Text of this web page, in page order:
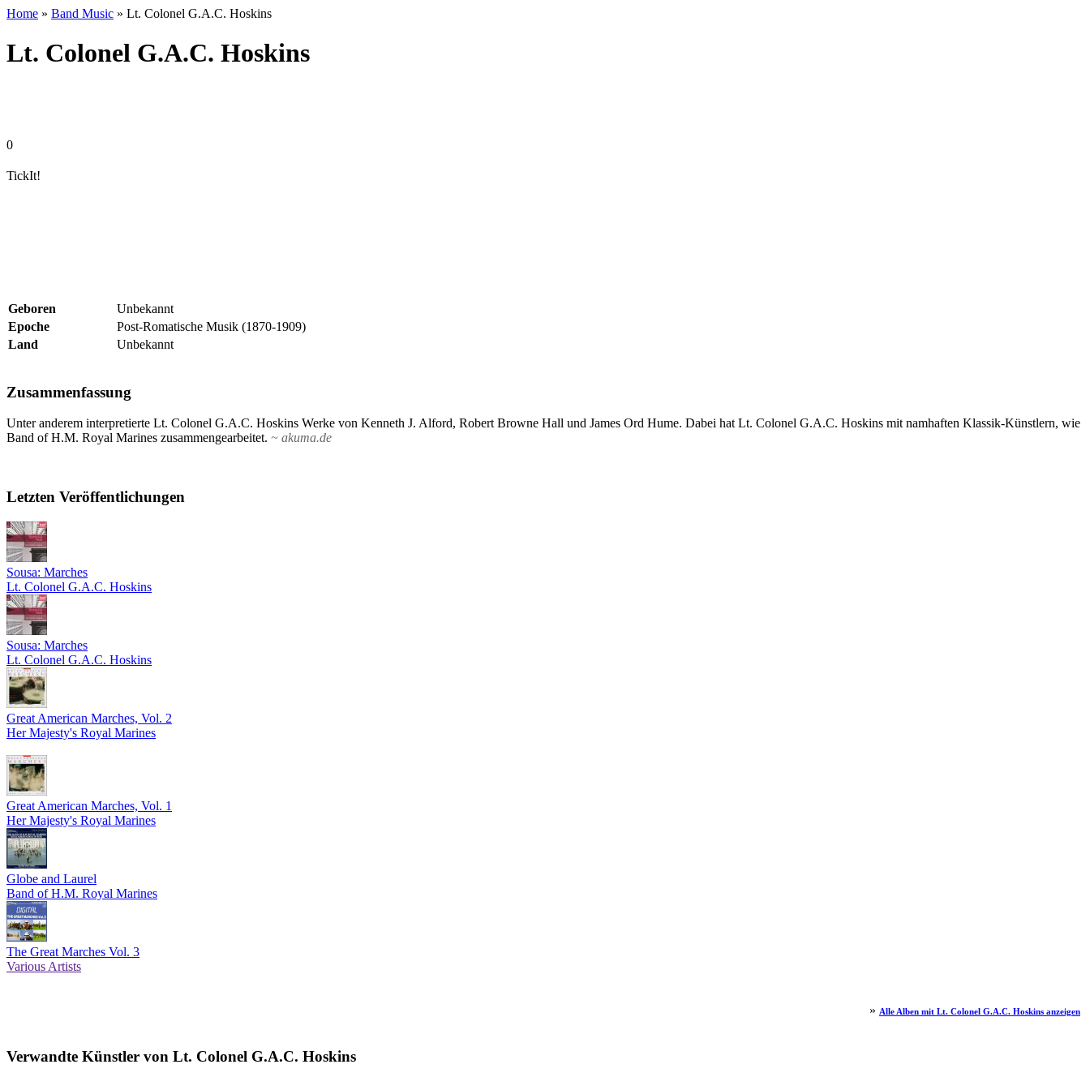
Home » Band Music » Lt. Colonel G.A.C. Hoskins
Lt. Colonel G.A.C. Hoskins
0
TickIt!
Geboren
Unbekannt
Epoche
Post-Romatische Musik (1870-1909)
Land
Unbekannt
Zusammenfassung
Unter anderem interpretierte Lt. Colonel G.A.C. Hoskins Werke von Kenneth J. Alford, Robert Browne Hall und James Ord Hume. Dabei hat Lt. Colonel G.A.C. Hoskins mit namhaften Klassik-Künstlern, wie
Band of H.M. Royal Marines zusammengearbeitet. ~ akuma.de
Letzten Veröffentlichungen
Sousa: Marches
Lt. Colonel G.A.C. Hoskins
Sousa: Marches
Lt. Colonel G.A.C. Hoskins
Great American Marches, Vol. 2
Her Majesty's Royal Marines
Great American Marches, Vol. 1
Her Majesty's Royal Marines
Globe and Laurel
Band of H.M. Royal Marines
The Great Marches Vol. 3
Various Artists
» Alle Alben mit Lt. Colonel G.A.C. Hoskins anzeigen
Verwandte Künstler von Lt. Colonel G.A.C. Hoskins